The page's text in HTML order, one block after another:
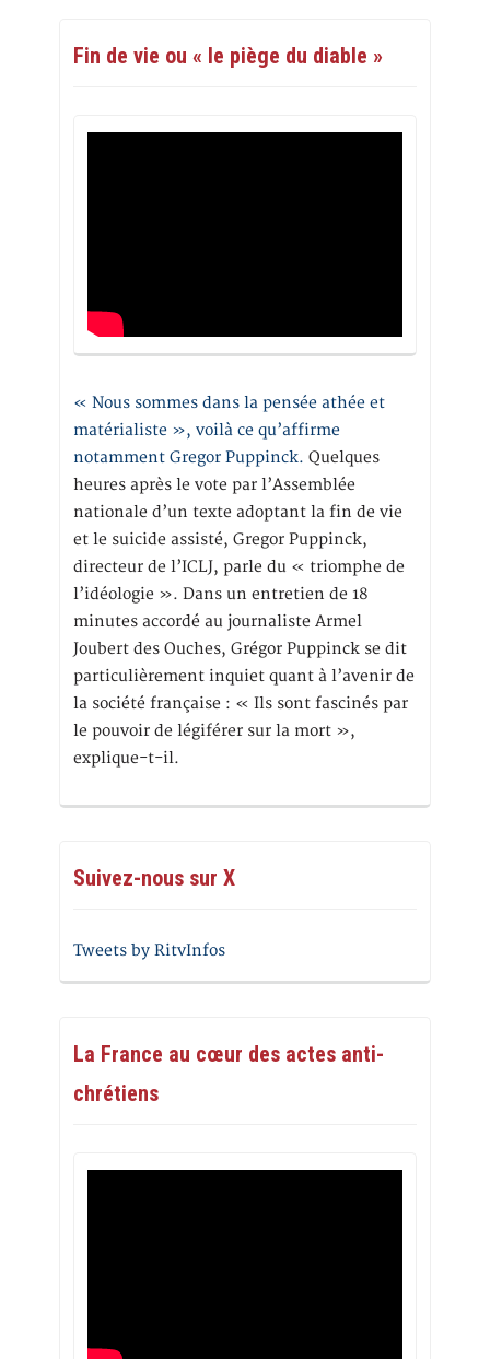
Fin de vie ou « le piège du diable »
« Nous sommes dans la pensée athée et
matérialiste », voilà ce qu’affirme
notamment Gregor Puppinck. Quelques
heures après le vote par l’Assemblée
nationale d’un texte adoptant la fin de vie
et le suicide assisté, Gregor Puppinck,
directeur de l’ICLJ, parle du « triomphe de
l’idéologie ». Dans un entretien de 18
minutes accordé au journaliste Armel
Joubert des Ouches, Grégor Puppinck se dit
particulièrement inquiet quant à l’avenir de
la société française : « Ils sont fascinés par
le pouvoir de légiférer sur la mort »,
explique-t-il.
Suivez-nous sur X
Tweets by RitvInfos
La France au cœur des actes anti-
chrétiens